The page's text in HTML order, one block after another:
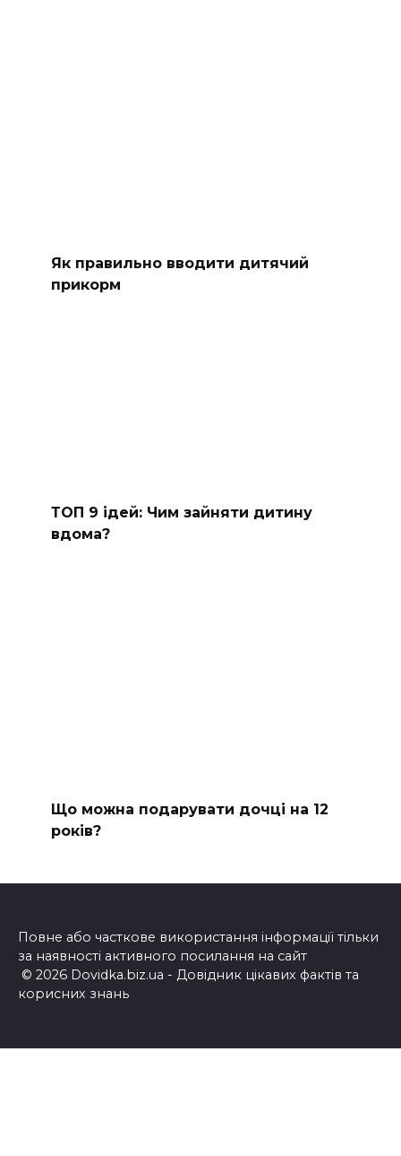
Як правильно вводити дитячий
прикорм
ТОП 9 ідей: Чим зайняти дитину
вдома?
Що можна подарувати дочці на 12
років?
Повне або часткове використання інформації тільки
за наявності активного посилання на сайт
© 2026 Dovidka.biz.ua - Довідник цікавих фактів та
корисних знань